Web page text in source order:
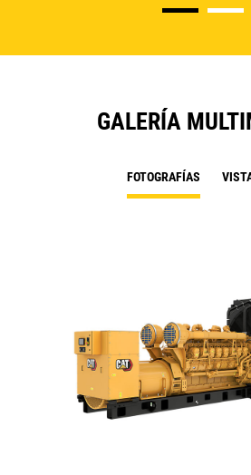
GALERÍA
FOTOGRAFÍAS